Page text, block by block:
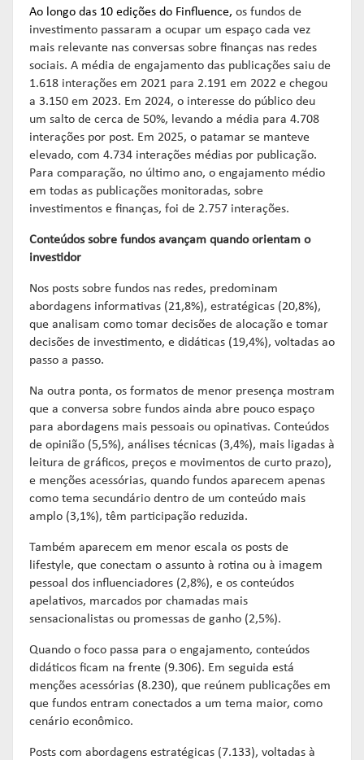
Ao longo das 10 edições do Finfluence, os fundos de
investimento passaram a ocupar um espaço cada vez
mais relevante nas conversas sobre finanças nas redes
sociais. A média de engajamento das publicações saiu de
1.618 interações em 2021 para 2.191 em 2022 e chegou
a 3.150 em 2023. Em 2024, o interesse do público deu
um salto de cerca de 50%, levando a média para 4.708
interações por post. Em 2025, o patamar se manteve
elevado, com 4.734 interações médias por publicação.
Para comparação, no último ano, o engajamento médio
em todas as publicações monitoradas, sobre
investimentos e finanças, foi de 2.757 interações.
Conteúdos sobre fundos avançam quando orientam o
investidor
Nos posts sobre fundos nas redes, predominam
abordagens informativas (21,8%), estratégicas (20,8%),
que analisam como tomar decisões de alocação e tomar
decisões de investimento, e didáticas (19,4%), voltadas ao
passo a passo.
Na outra ponta, os formatos de menor presença mostram
que a conversa sobre fundos ainda abre pouco espaço
para abordagens mais pessoais ou opinativas. Conteúdos
de opinião (5,5%), análises técnicas (3,4%), mais ligadas à
leitura de gráficos, preços e movimentos de curto prazo),
e menções acessórias, quando fundos aparecem apenas
como tema secundário dentro de um conteúdo mais
amplo (3,1%), têm participação reduzida.
Também aparecem em menor escala os posts de
lifestyle, que conectam o assunto à rotina ou à imagem
pessoal dos influenciadores (2,8%), e os conteúdos
apelativos, marcados por chamadas mais
sensacionalistas ou promessas de ganho (2,5%).
Quando o foco passa para o engajamento, conteúdos
didáticos ficam na frente (9.306). Em seguida está
menções acessórias (8.230), que reúnem publicações em
que fundos entram conectados a um tema maior, como
cenário econômico.
Posts com abordagens estratégicas (7.133), voltadas à